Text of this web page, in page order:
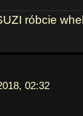
róbcie
02:32